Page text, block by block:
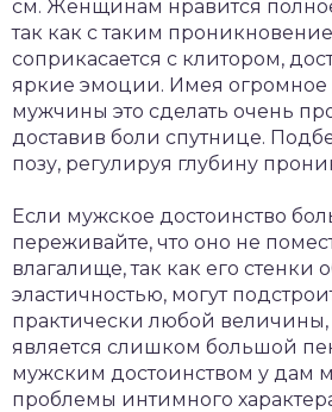
см. Женщинам нравится
так как с таким
соприкасается с клитором,
яркие эмоции. Имея огромное
мужчины это сделать очень
доставив боли спутнице.
позу, регулируя глубину
Если мужское достоинство
переживайте, что оно не
влагалище, так как его стенки
эластичностью, могут
практически любой
является слишком большой
мужским достоинством у дам
проблемы интимного